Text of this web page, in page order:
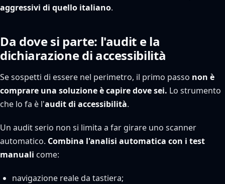
aggressivi di quello italiano.
Da dove si parte: l'audit e la
dichiarazione di accessibilità
Se sospetti di essere nel perimetro, il primo passo non è
comprare una soluzione è capire dove sei. Lo strumento
che lo fa è l'audit di accessibilità.
Un audit serio non si limita a far girare uno scanner
automatico. Combina l'analisi automatica con i test
manuali come:
navigazione reale da tastiera;